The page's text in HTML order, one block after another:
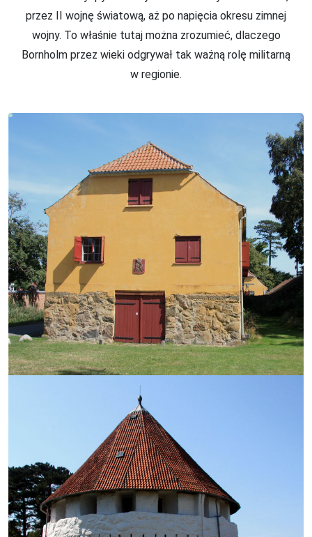
przez II wojnę światową, aż po napięcia okresu zimnej
wojny. To właśnie tutaj można zrozumieć, dlaczego
Bornholm przez wieki odgrywał tak ważną rolę militarną
w regionie.